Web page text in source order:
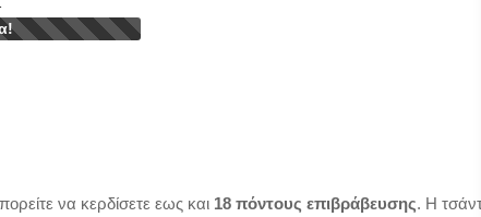
να κερδίσετε εως και 18 πόντους επιβράβευσης. Η